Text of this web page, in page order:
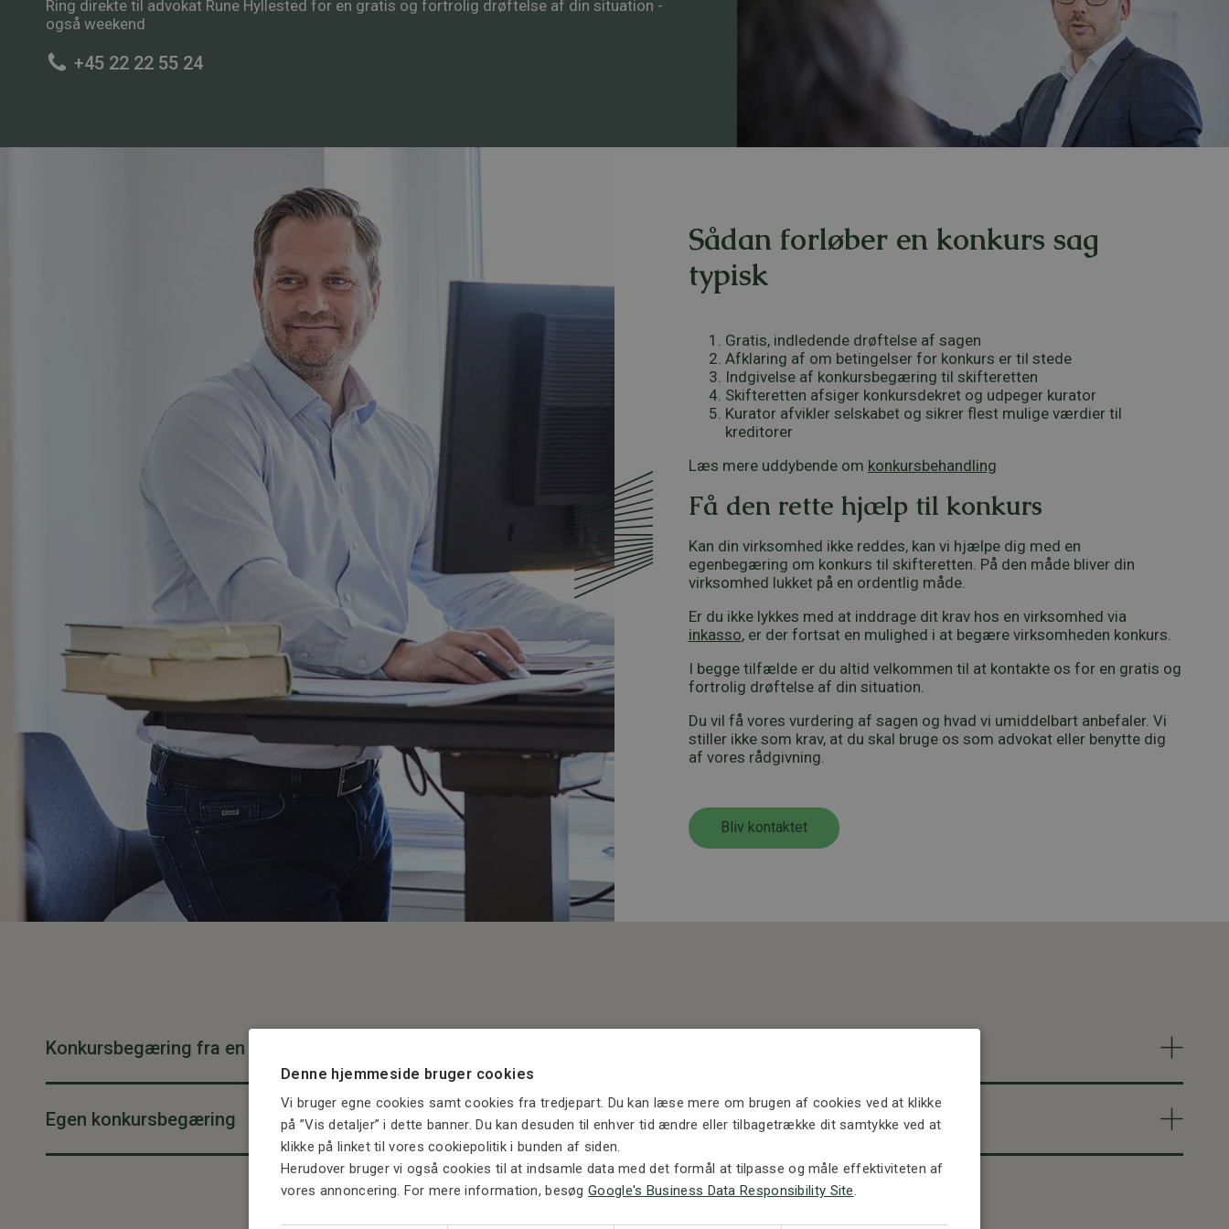
Ring direkte til advokat Rune Hyllested for en gratis og fortrolig drøftelse af din situation -
også weekend
+45 22 22 55 24
Sådan forløber en konkurs sag
typisk
Gratis, indledende drøftelse af sagen
Afklaring af om betingelser for konkurs er til stede
Indgivelse af konkursbegæring til skifteretten
Skifteretten afsiger konkursdekret og udpeger kurator
Kurator afvikler selskabet og sikrer flest mulige værdier til
kreditorer
Læs mere uddybende om konkursbehandling
Få den rette hjælp til konkurs
Kan din virksomhed ikke reddes, kan vi hjælpe dig med en
egenbegæring om konkurs til skifteretten. På den måde bliver din
virksomhed lukket på en ordentlig måde.
Er du ikke lykkes med at inddrage dit krav hos en virksomhed via
inkasso, er der fortsat en mulighed i at begære virksomheden konkurs.
I begge tilfælde er du altid velkommen til at kontakte os for en gratis og
fortrolig drøftelse af din situation.
Du vil få vores vurdering af sagen og hvad vi umiddelbart anbefaler. Vi
stiller ikke som krav, at du skal bruge os som advokat eller benytte dig
af vores rådgivning.
Bliv kontaktet
Konkursbegæring fra en kreditor
Egen konkursbegæring
Denne hjemmeside bruger cookies
Vi bruger egne cookies samt cookies fra tredjepart. Du kan læse mere om brugen af cookies ved at klikke
på ”Vis detaljer” i dette banner. Du kan desuden til enhver tid ændre eller tilbagetrække dit samtykke ved at
klikke på linket til vores cookiepolitik i bunden af siden.
Herudover bruger vi også cookies til at indsamle data med det formål at tilpasse og måle effektiviteten af
vores annoncering. For mere information, besøgGoogle's Business Data Responsibility Site.